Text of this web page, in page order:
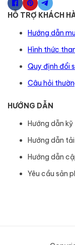
HỖ TRỢ KHÁCH
Hướng dẫn
Hình thức
Quy định đổi
Câu hỏi
HƯỚNG DẪN
Hướng dẫn
Hướng dẫn
Hướng dẫn
Yêu cầu sản